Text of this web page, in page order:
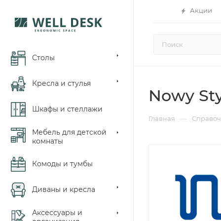
Акции
Столы
Кресла и стулья
Шкафы и стеллажи
Мебель для детской
комнаты
Комоды и тумбы
Диваны и кресла
Аксессуары и
Nowy
Главная —